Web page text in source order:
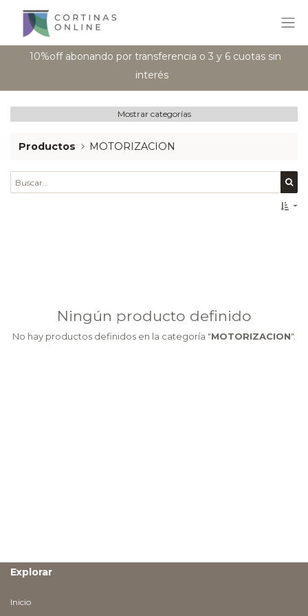
10%off abonando por transferencia o 3 y 6 cuotas sin
interés
Mostrar categorías
Productos MOTORIZACION
Ningún producto definido
No hay productos definidos en la categoría "MOTORIZACION".
Explorar
Inicio